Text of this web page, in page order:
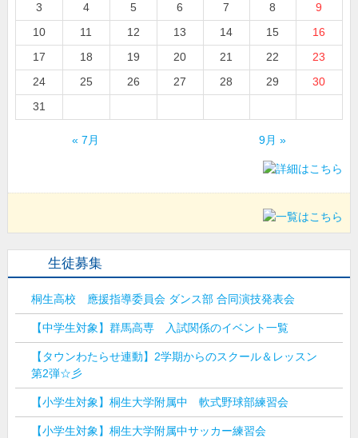
3
4 5 6 7 8
9
10
11 12 13 14 15
16
17
18 19 20 21 22
23
24
25 26 27 28 29
30
31
« 7月 9月 »
生徒募集
桐生高校 應援指導委員会 ダンス部 合同演技発表会
【中学生対象】群馬高専 入試関係のイベント一覧
【タウンわたらせ連動】2学期からのスクール＆レッスン
第2弾☆彡
【小学生対象】桐生大学附属中 軟式野球部練習会
【小学生対象】桐生大学附属中サッカー練習会